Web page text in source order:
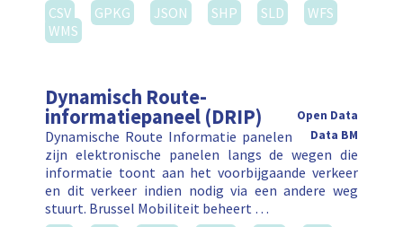
CSV
GPKG JSON SHP SLD
WFS
WMS
Dynamisch Route-
informatiepaneel (DRIP)
Open Data
Data BM
Dynamische Route Informatie panelen
zijn elektronische panelen langs de wegen die
informatie toont aan het voorbijgaande verkeer
en dit verkeer indien nodig via een andere weg
stuurt. Brussel Mobiliteit beheert …